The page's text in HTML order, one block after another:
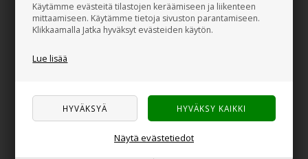
Käytämme evästeitä tilastojen keräämiseen ja liikenteen
mittaamiseen. Käytämme tietoja sivuston parantamiseen.
Klikkaamalla Jatka hyväksyt evästeiden käytön.
Lue lisää
Näytä evästetiedot
Vaatekoukku, 2 osaa
Vaatekaappiteline, 3-